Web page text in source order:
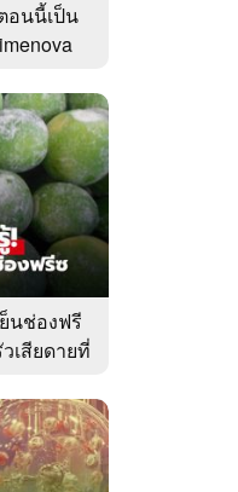
ตำนานจอมยุทธ์
ภูตถังซาน 2
(พากย์ไทย)
อนนี้เป็น
นช่องฟรี
เสียดายที่